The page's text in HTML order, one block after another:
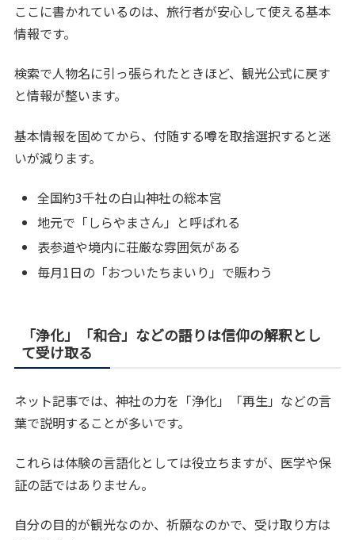
ここに書かれているのは、旅行者が安心して使える基本
情報です。
検索で人物名に引っ張られたときほど、観光公式に戻す
と情報が整います。
基本情報を固めてから、付随する噂を取捨選択すると迷
いが減ります。
全国約3千社の白山神社の総本宮
地元で「しらやまさん」と呼ばれる
表参道や境内に荘厳な雰囲気がある
毎月1日の「おついたちまいり」で賑わう
「浄化」「和合」などの語りは信仰の解釈とし
て受け取る
ネット記事では、神社の力を「浄化」「再生」などの言
葉で説明することが多いです。
これらは体験の言語化としては役立ちますが、医学や保
証の話ではありません。
自分の目的が観光なのか、祈願なのかで、受け取り方は